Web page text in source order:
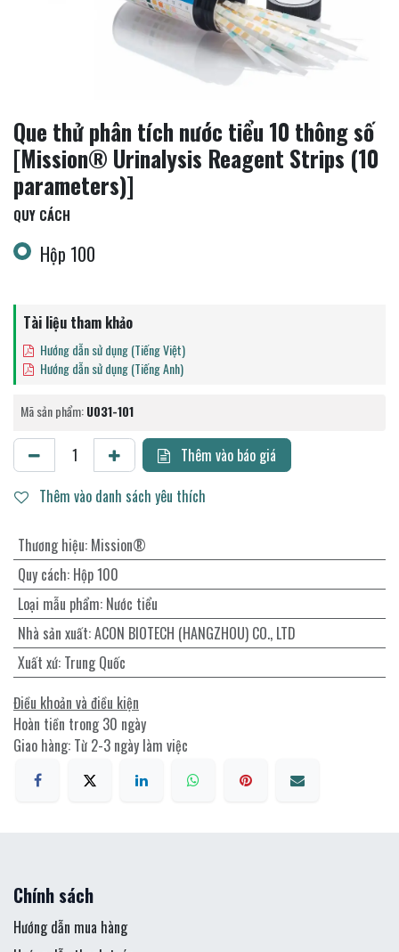
Que thử phân tích nước tiểu 10 thông số
[Mission® Urinalysis Reagent Strips (10
parameters)]
QUY CÁCH
Hộp 100
Tài liệu tham khảo
Hướng dẫn sử dụng (Tiếng Việt)
Hướng dẫn sử dụng (Tiếng Anh)
Mã sản phẩm:U031-101
Thêm vào báo giá
Thêm vào danh sách yêu thích
Thương hiệu: Mission®
Quy cách: Hộp 100
Loại mẫu phẩm: Nước tiểu
Nhà sản xuất:ACON BIOTECH (HANGZHOU) CO., LTD
Xuất xứ: Trung Quốc
Điều khoản và điều kiện
Hoàn tiền trong 30 ngày
Giao hàng: Từ 2-3 ngày làm việc
Chính sách
Hướng dẫn mua hàng